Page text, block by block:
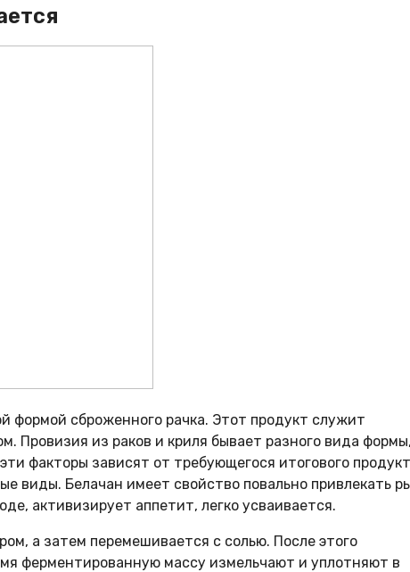
формой сброженного рачка. Этот продукт служит
Провизия из раков и криля бывает разного вида
факторы зависят от требующегося итогового
виды. Белачан имеет свойство повально привлекать
активизирует аппетит, легко усваивается.
а затем перемешивается с солью. После этого
ферментированную массу измельчают и уплотняют в